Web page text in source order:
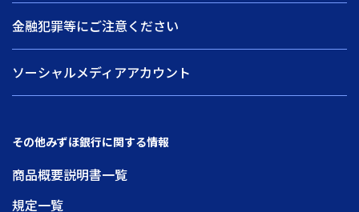
金融犯罪等にご注意ください
ソーシャルメディアアカウント
その他みずほ銀行に関する情報
商品概要説明書一覧
規定一覧